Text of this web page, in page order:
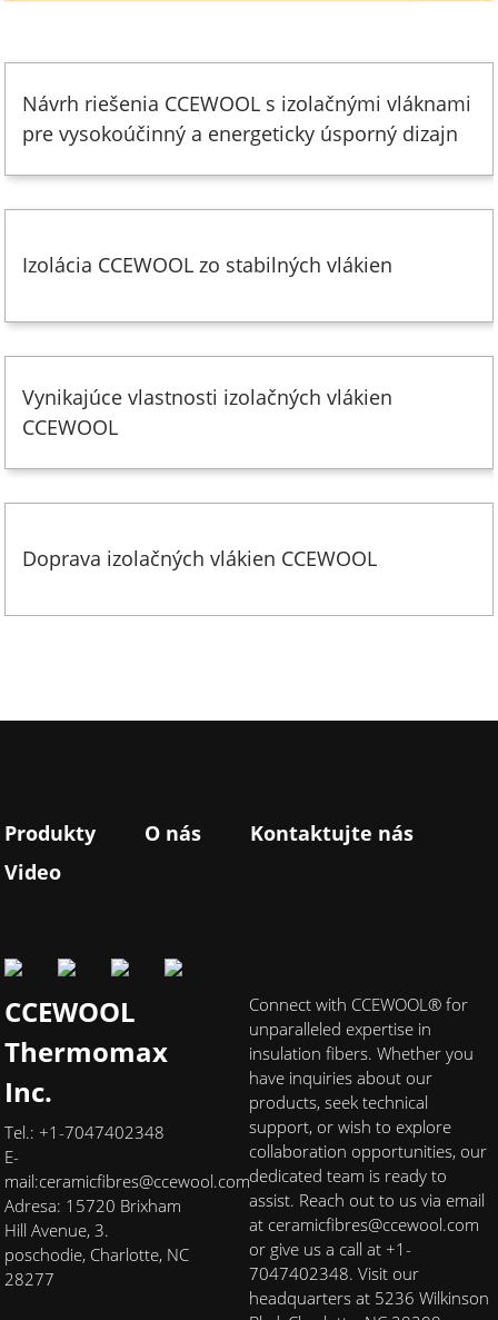
Návrh riešenia CCEWOOL s izolačnými vláknami
pre vysokoúčinný a energeticky úsporný dizajn
Izolácia CCEWOOL zo stabilných vlákien
Vynikajúce vlastnosti izolačných vlákien
CCEWOOL
Doprava izolačných vlákien CCEWOOL
Produkty O nás
Kontaktujte nás
Video
CCEWOOL
Thermomax
Inc.
Tel.: +1-7047402348
E-
mail:ceramicfibres@ccewool.com
Adresa: 15720 Brixham
Hill Avenue, 3.
poschodie, Charlotte, NC
28277
Connect with CCEWOOL® for
unparalleled expertise in
insulation fibers. Whether you
have inquiries about our
products, seek technical
support, or wish to explore
collaboration opportunities, our
dedicated team is ready to
assist. Reach out to us via email
at ceramicfibres@ccewool.com
or give us a call at +1-
7047402348. Visit our
headquarters at 5236 Wilkinson